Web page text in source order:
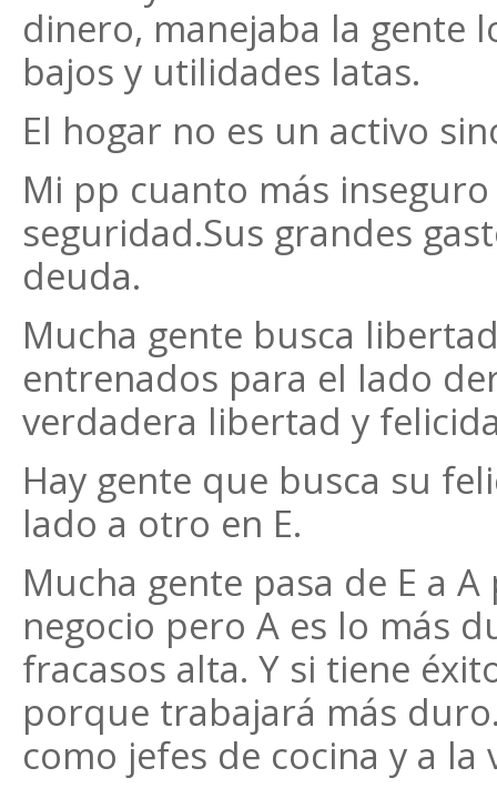
dinero, manejaba la gente
bajos y utilidades latas.
El hogar no es un activo
Mi pp cuanto más
seguridad.Sus grandes
deuda.
Mucha gente busca
entrenados para el lado
verdadera libertad y
Hay gente que busca su
lado a otro en E.
Mucha gente pasa de E a
negocio pero A es lo más
fracasos alta. Y si tiene
porque trabajará más
como jefes de cocina y a la